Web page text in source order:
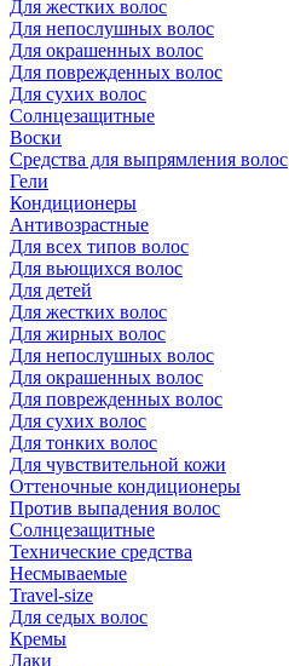
Для жестких волос
Для непослушных волос
Для окрашенных волос
Для поврежденных волос
Для сухих волос
Солнцезащитные
Воски
Средства для выпрямления волос
Гели
Кондиционеры
Антивозрастные
Для всех типов волос
Для вьющихся волос
Для детей
Для жестких волос
Для жирных волос
Для непослушных волос
Для окрашенных волос
Для поврежденных волос
Для сухих волос
Для тонких волос
Для чувствительной кожи
Оттеночные кондиционеры
Против выпадения волос
Солнцезащитные
Технические средства
Несмываемые
Travel-size
Для седых волос
Кремы
Лаки